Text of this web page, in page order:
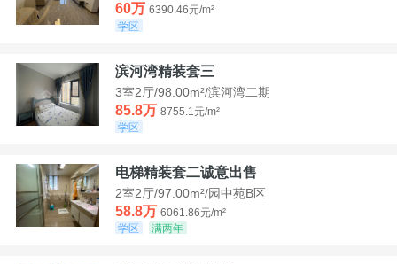
60万 6390.46元/m²
学区
滨河湾精装套三
3室2厅/98.00m²/滨河湾二期
85.8万 8755.1元/m²
学区
电梯精装套二诚意出售
2室2厅/97.00m²/园中苑B区
58.8万 6061.86元/m²
学区
满两年